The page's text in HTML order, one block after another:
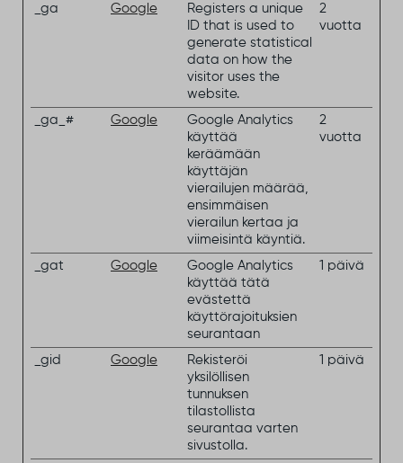
_ga
Google
Registers a unique
ID that is used to
generate statistical
data on how the
visitor uses the
website.
2
vuotta
_ga_# Google
Google Analytics
käyttää
keräämään
käyttäjän
vierailujen määrää,
ensimmäisen
vierailun kertaa ja
viimeisintä käyntiä.
2
vuotta
_gat Google
Google Analytics
käyttää tätä
evästettä
käyttörajoituksien
seurantaan
1 päivä
_gid Google
Rekisteröi
yksilöllisen
tunnuksen
tilastollista
seurantaa varten
sivustolla.
1 päivä